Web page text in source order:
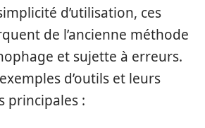
d’utilisation, ces
de l’ancienne méthode
et sujette à erreurs.
d’outils et leurs
principales :